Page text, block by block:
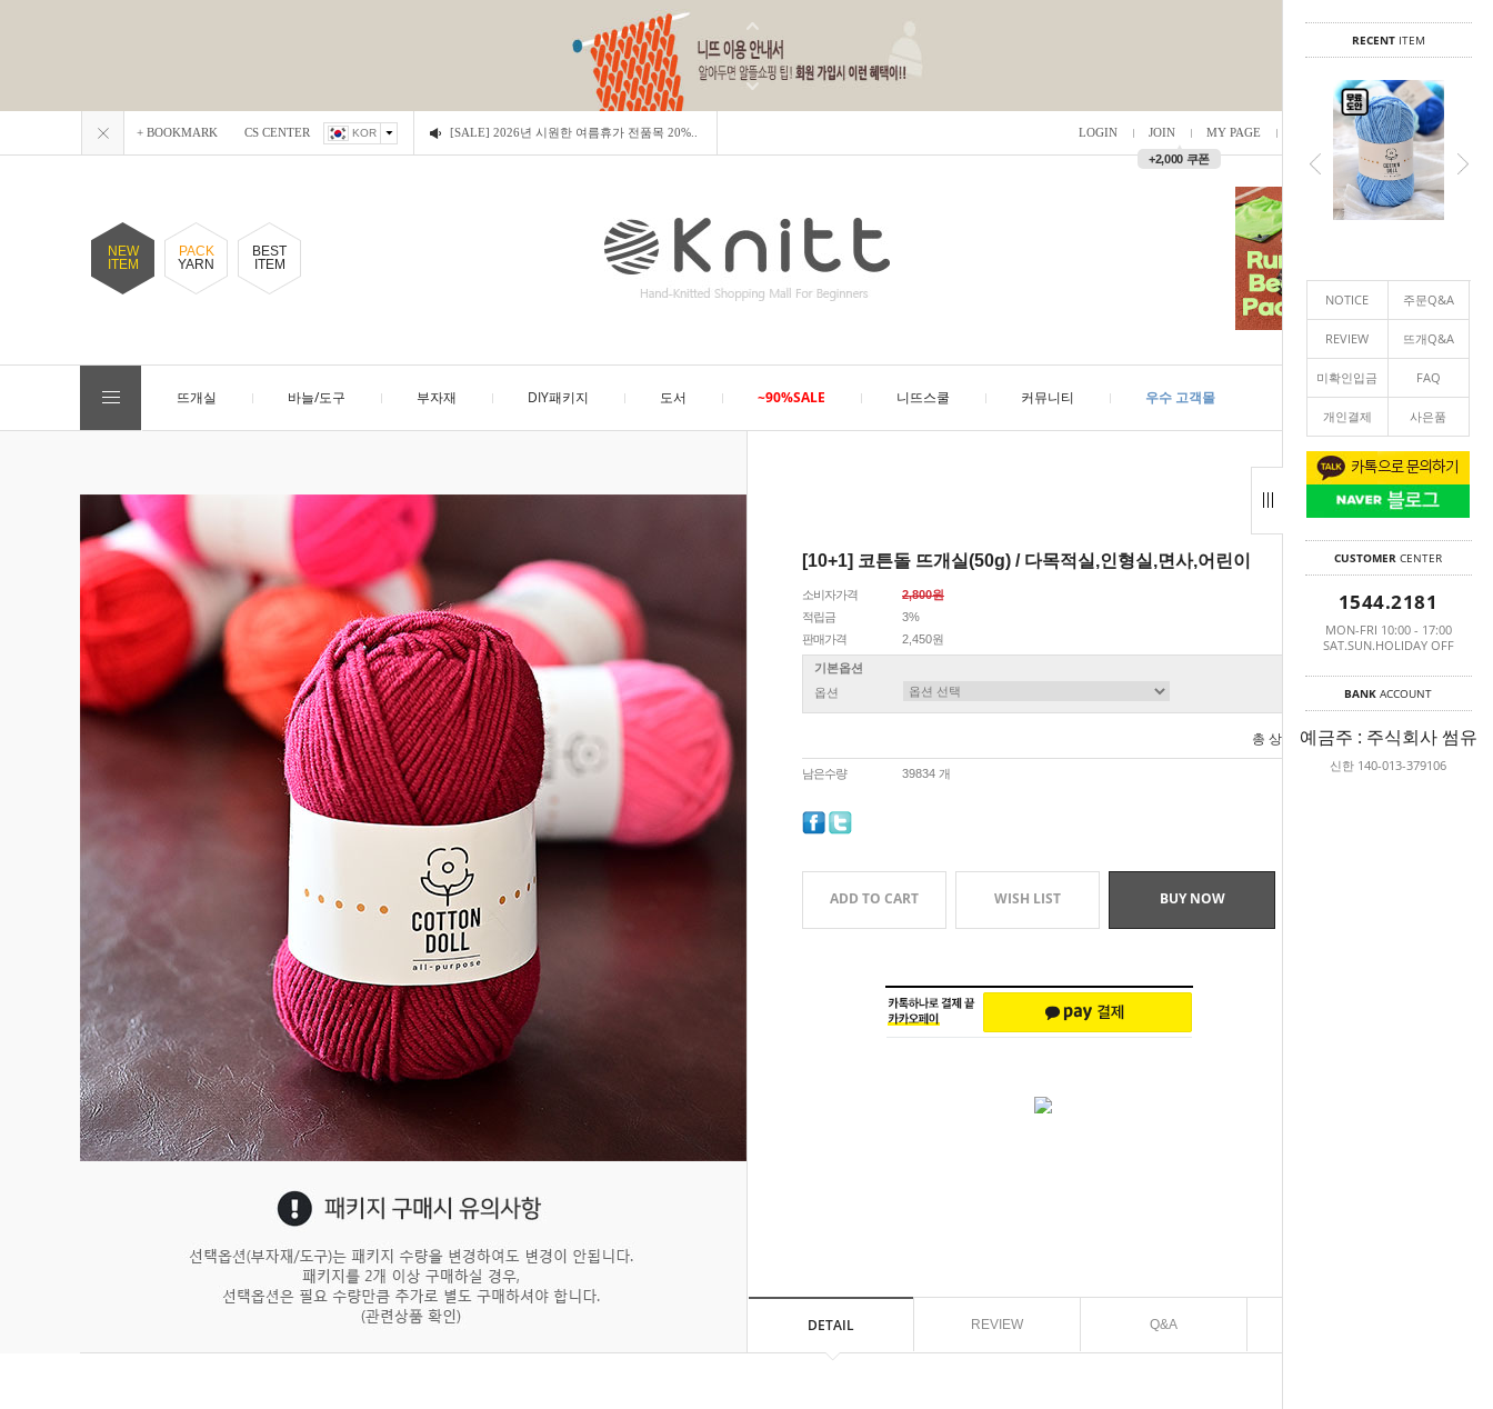
RECENTITEM
NOTICE 주문Q&A
REVIEW 뜨개Q&A
미확인입금 FAQ
개인결제 사은품
CUSTOMER CENTER
1544.2181
MON-FRI 10:00 - 17:00
SAT.SUN.HOLIDAY OFF
BANK ACCOUNT
예금주 : 주식회사 썸유
신한 140-013-379106
+ BOOKMARK CS CENTER KOR [SALE] 2026년 시원한 여름휴가 전품목 20%.. LOGIN JOIN
▲
+2,000 쿠폰
MY PAGE / 0
NEW
ITEM
PACK
YARN
BEST
ITEM
뜨개실 바늘/도구 부자재 DIY패키지 도서 ~90%SALE 니뜨스쿨 커뮤니티 우수 고객몰
[10+1] 코튼돌 뜨개실(50g) / 다목적실,인형실,면사,어린이
소비자가격
2,800원
적립금
3%
판매가격
2,450원
기본옵션
옵션
총 상품 금액 0 원
남은수량 39834 개
ADD TO CART WISH LIST BUY NOW
DETAIL REVIEW Q&A